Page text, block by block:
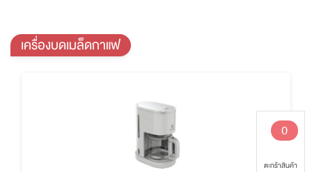
0
ตะกร้าสินค้า
เครื่องบดเมล็ดกาแฟ